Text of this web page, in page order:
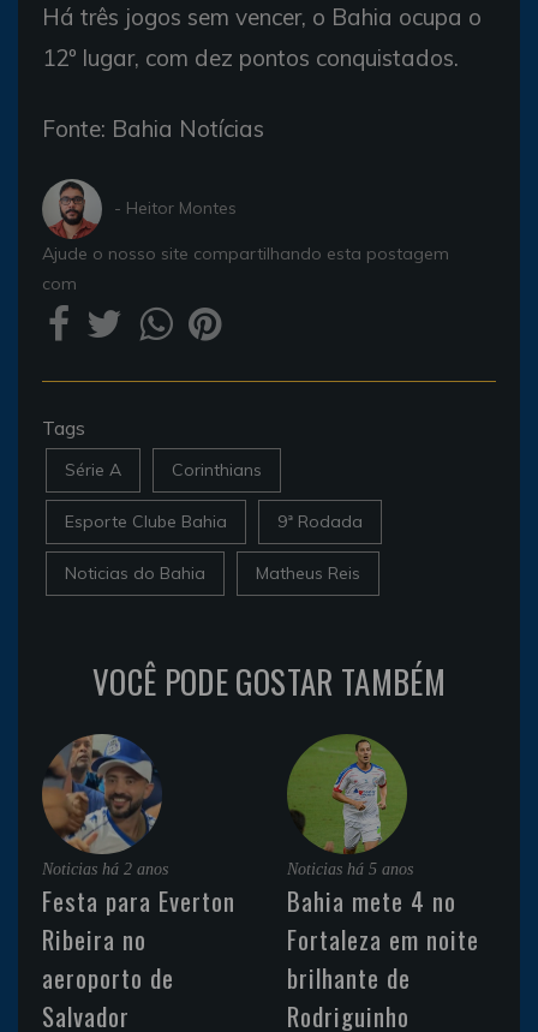
Há três jogos sem vencer, o Bahia ocupa o
12º lugar, com dez pontos conquistados.
Fonte: Bahia Notícias
- Heitor Montes
Ajude o nosso site compartilhando esta postagem
com
Tags
Série A Corinthians
Esporte Clube Bahia 9ª Rodada
Noticias do Bahia Matheus Reis
VOCÊ PODE GOSTAR TAMBÉM
Noticias há 2 anos
Festa para Everton
Ribeira no
aeroporto de
Salvador
Noticias há 5 anos
Bahia mete 4 no
Fortaleza em noite
brilhante de
Rodriguinho